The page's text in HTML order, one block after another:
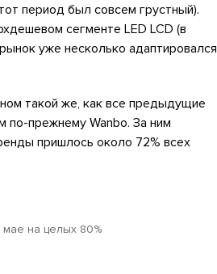
период был совсем грустный).
сегменте LED LCD (в
уже несколько адаптировался
такой же, как все предыдущие
прежнему Wanbo. За ним
пришлось около 72% всех
на целых 80%